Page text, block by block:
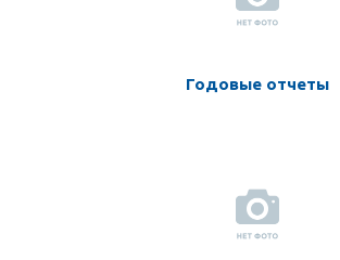
Годовые отчеты